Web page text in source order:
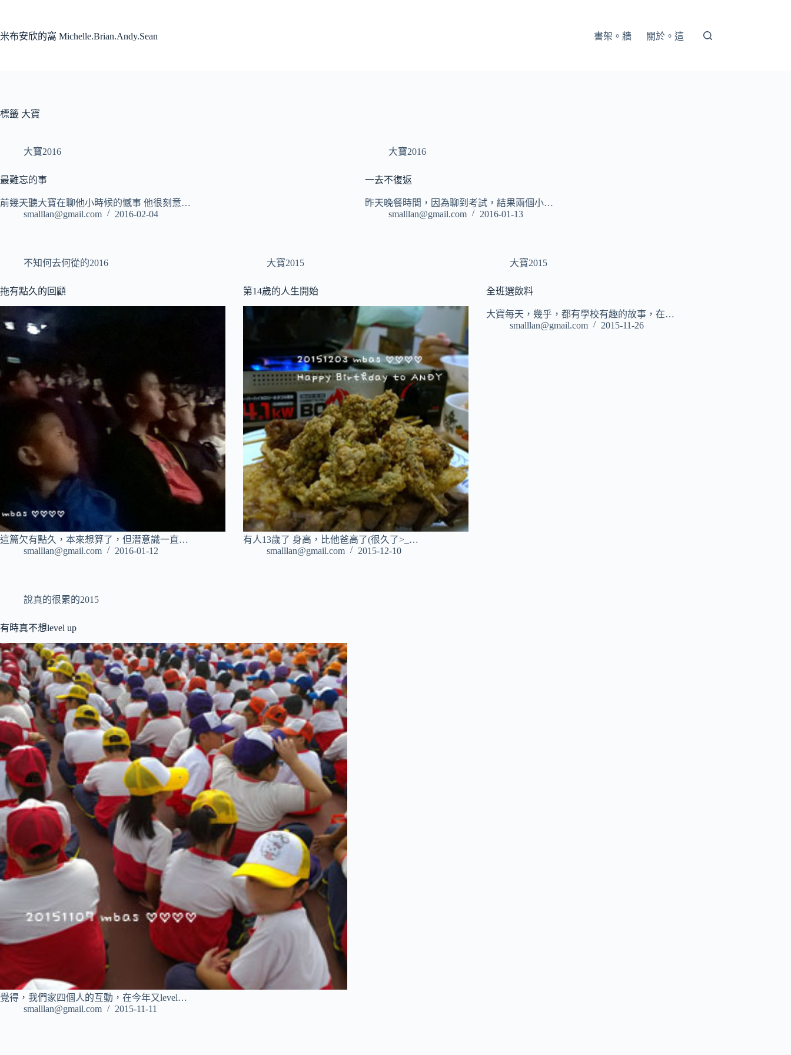
主
米布安欣的窩 Michelle.Brian.Andy.Sean 書架。牆 關於。這
標籤 大寶
大寶2016
最難忘的事
前幾天聽大寶在聊他小時候的憾事 他很刻意…
smalllan@gmail.com
2016-02-04
大寶2016
一去不復返
昨天晚餐時間，因為聊到考試，結果兩個小…
smalllan@gmail.com
2016-01-13
不知何去何從的2016
拖有點久的回顧
這篇欠有點久，本來想算了，但潛意識一直…
smalllan@gmail.com
2016-01-12
大寶2015
第14歲的人生開始
有人13歲了 身高，比他爸高了(很久了>_…
smalllan@gmail.com
2015-12-10
大寶2015
全班選飲料
大寶每天，幾乎，都有學校有趣的故事，在…
smalllan@gmail.com
2015-11-26
說真的很累的2015
有時真不想level up
覺得，我們家四個人的互動，在今年又level…
smalllan@gmail.com
2015-11-11